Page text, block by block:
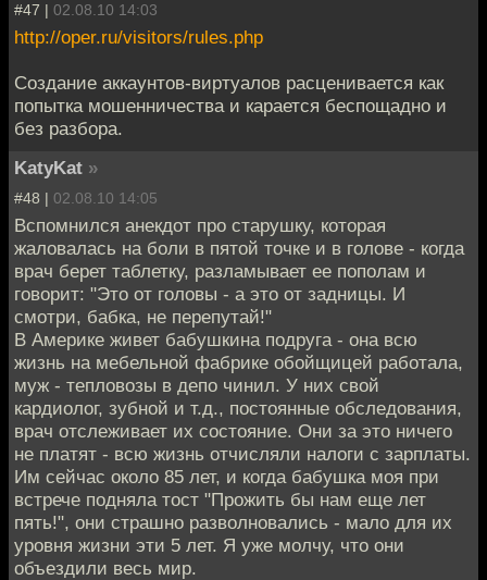
#47 | 02.08.10 14:03
http://oper.ru/visitors/rules.php
Создание аккаунтов-виртуалов расценивается как
попытка мошенничества и карается беспощадно и
без разбора.
KatyKat »
#48 | 02.08.10 14:05
Вспомнился анекдот про старушку, которая
жаловалась на боли в пятой точке и в голове - когда
врач берет таблетку, разламывает ее пополам и
говорит: "Это от головы - а это от задницы. И
смотри, бабка, не перепутай!"
В Америке живет бабушкина подруга - она всю
жизнь на мебельной фабрике обойщицей работала,
муж - тепловозы в депо чинил. У них свой
кардиолог, зубной и т.д., постоянные обследования,
врач отслеживает их состояние. Они за это ничего
не платят - всю жизнь отчисляли налоги с зарплаты.
Им сейчас около 85 лет, и когда бабушка моя при
встрече подняла тост "Прожить бы нам еще лет
пять!", они страшно разволновались - мало для их
уровня жизни эти 5 лет. Я уже молчу, что они
объездили весь мир.